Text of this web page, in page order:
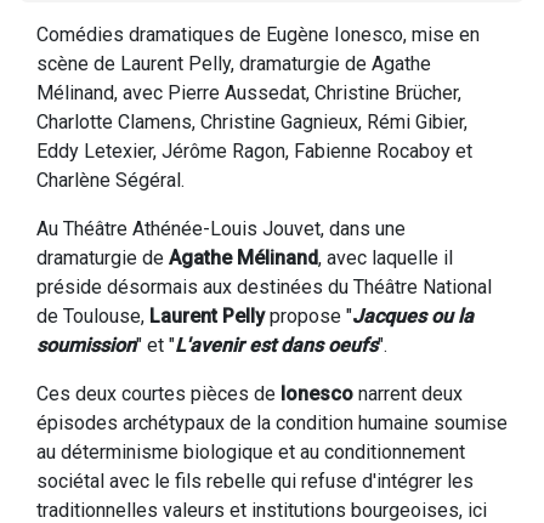
Comédies dramatiques de Eugène Ionesco, mise en
scène de Laurent Pelly, dramaturgie de Agathe
Mélinand, avec Pierre Aussedat, Christine Brücher,
Charlotte Clamens, Christine Gagnieux, Rémi Gibier,
Eddy Letexier, Jérôme Ragon, Fabienne Rocaboy et
Charlène Ségéral.
Au Théâtre Athénée-Louis Jouvet, dans une
dramaturgie de Agathe Mélinand, avec laquelle il
préside désormais aux destinées du Théâtre National
de Toulouse, Laurent Pellypropose "Jacques ou la
soumission" et "L'avenir est dans oeufs".
Ces deux courtes pièces de Ionesco narrent deux
épisodes archétypaux de la condition humaine soumise
au déterminisme biologique et au conditionnement
sociétal avec le fils rebelle qui refuse d'intégrer les
traditionnelles valeurs et institutions bourgeoises, ici